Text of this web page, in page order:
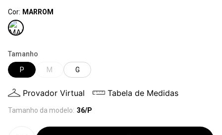
Cor: MARROM
Tamanho
P
M G
Provador Virtual Tabela de Medidas
Tamanho da modelo: 36/P